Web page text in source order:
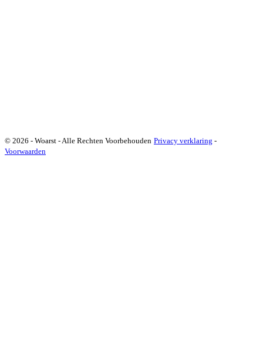
© 2026 - Woarst - Alle Rechten Voorbehouden Privacy verklaring -
Voorwaarden